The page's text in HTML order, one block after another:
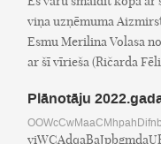
viņa uzņēmuma
Esmu Merilina Volasa
ar šī vīrieša (Ričarda
Plānotāju
OOWcCwMaaCMhpahDifnb